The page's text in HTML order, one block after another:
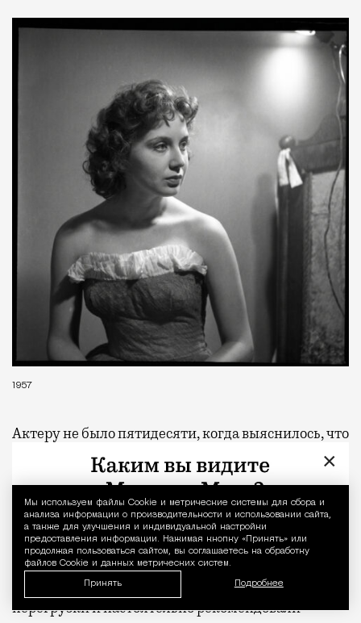
Уведомление
Мы используем файлы Сookie и метрические системы для сбора и
анализа информации о производительности и использовании сайта,
а также для улучшения и индивидуальной настройки
предоставления информации. Нажимая кнопку «Принять» или
продолжая пользоваться сайтом, вы соглашаетесь на обработку
файлов Cookie и данных метрических систем.
Принять Подробнее
1957
Актеру не было пятидесяти, когда выяснилось, что
у него больное сердце. А в марте 1948-го Лена с
отцом возвращались из кинотеатра повторного
фильма, где смотрели фильм «Цирк». На улице
Станиславского у него случился приступ грудной
жабы, как тогда называли стенокардию. Лена
страшно перепугалась, а Добронравов надолго
угодил в больницу. Врачи запретили ему любые
перегрузки и настоятельно рекомендовали
×